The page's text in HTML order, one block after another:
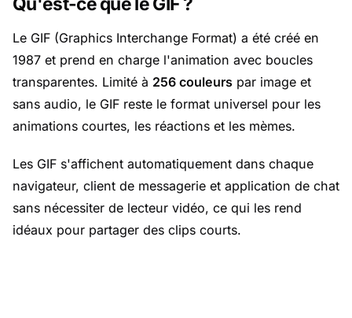
Le GIF (Graphics Interchange Format) a été créé en
1987 et prend en charge l'animation avec boucles
transparentes. Limité à 256 couleurs par image et
sans audio, le GIF reste le format universel pour les
animations courtes, les réactions et les mèmes.
Les GIF s'affichent automatiquement dans chaque
navigateur, client de messagerie et application de chat
sans nécessiter de lecteur vidéo, ce qui les rend
idéaux pour partager des clips courts.